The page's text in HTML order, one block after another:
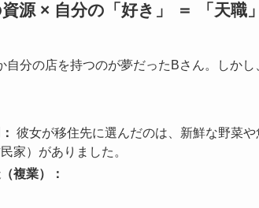
源 × 自分の「好き」 ＝ 「天職
自分の店を持つのが夢だったBさん。しか
彼女が移住先に選んだのは、新鮮な野菜
家）がありました。
複業）：